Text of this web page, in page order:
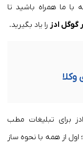
با ما همراه باشید تا
ادز را یاد بگیرید.
وکلا
برای تبلیغات مطب
از همه با نحوه ساز